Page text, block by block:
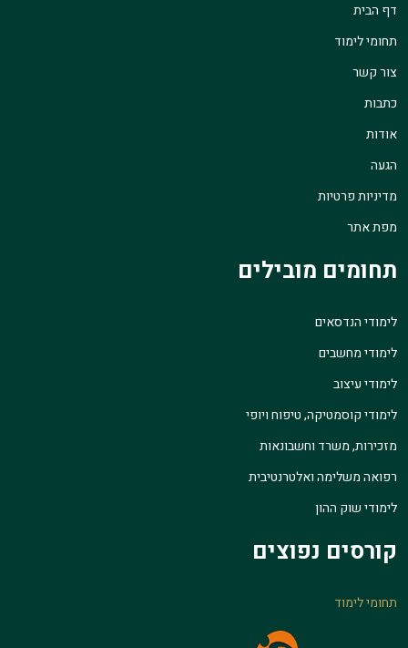
דף הבית
תחומי לימוד
צור קשר
כתבות
אודות
הגעה
מדיניות פרטיות
מפת אתר
תחומים מובילים
לימודי הנדסאים
לימודי מחשבים
לימודי עיצוב
לימודי קוסמטיקה, טיפוח ויופי
מזכירות, משרד וחשבונאות
רפואה משלימה ואלטרנטיבית
לימודי שוק ההון
קורסים נפוצים
תחומי לימוד